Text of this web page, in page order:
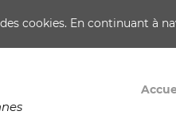
cookies. En continuant à